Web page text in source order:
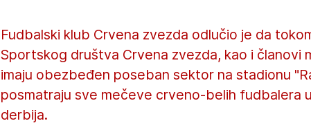
Fudbalski klub Crvena zvezda odlučio je da
Sportskog društva Crvena zvezda, kao i članovi
imaju obezbeđen poseban sektor na stadionu
posmatraju sve mečeve crveno-belih fudbalera
derbija.